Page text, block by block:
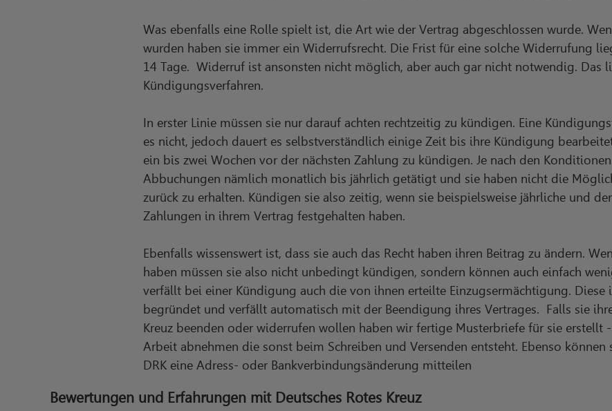
Was ebenfalls eine Rolle spielt ist, die Art wie der Vertrag abgeschlossen wurde.
wurden haben sie immer ein Widerrufsrecht. Die Frist für eine solche Widerrufung
14 Tage. Widerruf ist ansonsten nicht möglich, aber auch gar nicht notwendig. Das
Kündigungsverfahren.
In erster Linie müssen sie nur darauf achten rechtzeitig zu kündigen. Eine
es nicht, jedoch dauert es selbstverständlich einige Zeit bis ihre Kündigung
ein bis zwei Wochen vor der nächsten Zahlung zu kündigen. Je nach den
Abbuchungen nämlich monatlich bis jährlich getätigt und sie haben nicht die
zurück zu erhalten. Kündigen sie also zeitig, wenn sie beispielsweise jährliche und
Zahlungen in ihrem Vertrag festgehalten haben.
Ebenfalls wissenswert ist, dass sie auch das Recht haben ihren Beitrag zu ändern.
haben müssen sie also nicht unbedingt kündigen, sondern können auch einfach
verfällt bei einer Kündigung auch die von ihnen erteilte Einzugsermächtigung. Diese
begründet und verfällt automatisch mit der Beendigung ihres Vertrages. Falls sie
Kreuz beenden oder widerrufen wollen haben wir fertige Musterbriefe für sie erstellt
Arbeit abnehmen die sonst beim Schreiben und Versenden entsteht. Ebenso können
DRK eine Adress- oder Bankverbindungsänderung mitteilen
Bewertungen und Erfahrungen mit Deutsches Rotes Kreuz